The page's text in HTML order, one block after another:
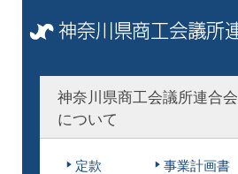
神奈川県商工会議所連合会
について
定款
事業計画書